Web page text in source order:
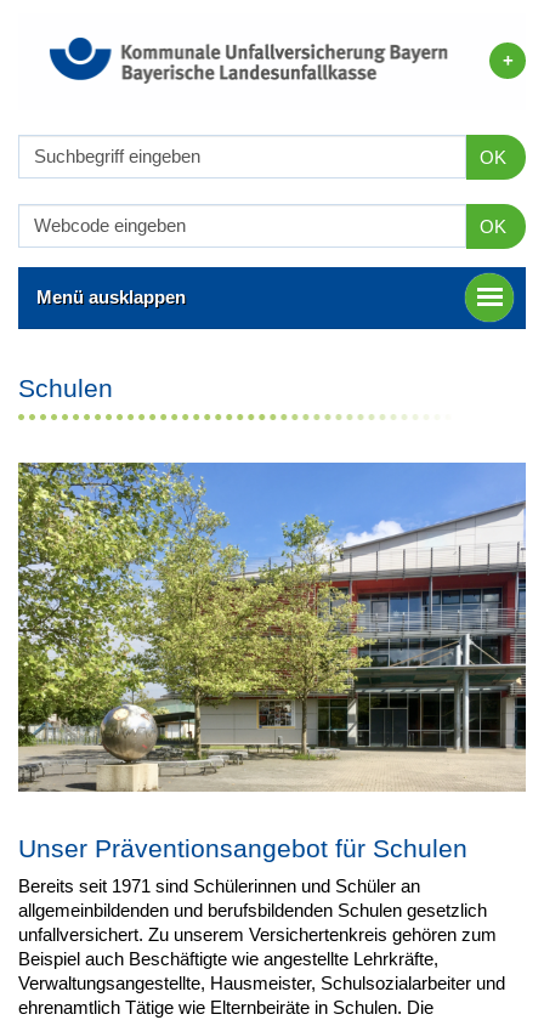
OK
OK
Menü ausklappen
Schulen
Unser Präventionsangebot für Schulen
Bereits seit 1971 sind Schülerinnen und Schüler an
allgemeinbildenden und berufsbildenden Schulen gesetzlich
unfallversichert. Zu unserem Versichertenkreis gehören zum
Beispiel auch Beschäftigte wie angestellte Lehrkräfte,
Verwaltungsangestellte, Hausmeister, Schulsozialarbeiter und
ehrenamtlich Tätige wie Elternbeiräte in Schulen. Die